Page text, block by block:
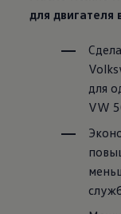
для двигателя
для
VW